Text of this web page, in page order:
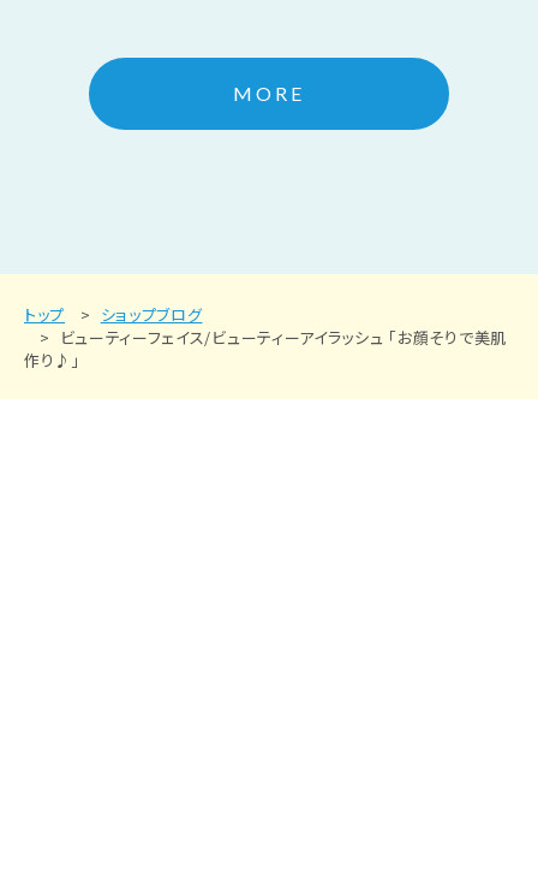
MORE
トップ
ショップブログ
ビューティーフェイス/ビューティーアイラッシュ 「お顔そりで美肌
作り♪」